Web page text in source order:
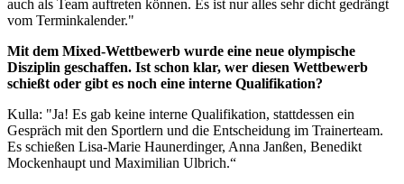
auch als Team auftreten können. Es ist nur alles sehr dicht gedrängt
vom Terminkalender."
Mit dem Mixed-Wettbewerb wurde eine neue olympische
Disziplin geschaffen. Ist schon klar, wer diesen Wettbewerb
schießt oder gibt es noch eine interne Qualifikation?
Kulla: "Ja! Es gab keine interne Qualifikation, stattdessen ein
Gespräch mit den Sportlern und die Entscheidung im Trainerteam.
Es schießen Lisa-Marie Haunerdinger, Anna Janßen, Benedikt
Mockenhaupt und Maximilian Ulbrich.“